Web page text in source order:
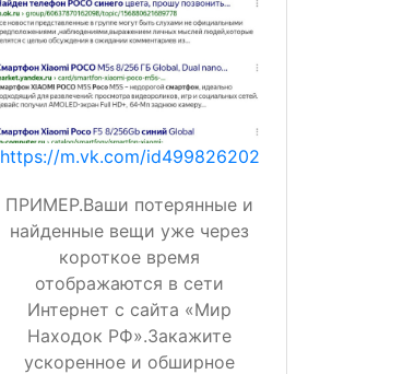
https://m.vk.com/id499826202
ПРИМЕР.Ваши потерянные и
найденные вещи уже через
короткое время
отображаются в сети
Интернет с сайта «Мир
Находок РФ».Закажите
ускоренное и обширное